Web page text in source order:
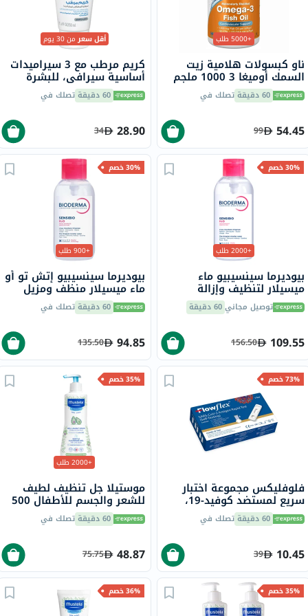
+5000 طلب
ناو كبسولات هلامية زيت
السمك أوميغا 3 1000 ملجم
180 EPA / 120 DHA حزمة من
100 60 دقيقة تصلك في
54.45
99
أقل سعرمن 30 يوم
كريم مرطب مع 3 سيراميدات
أساسية سيرافي، للبشرة
الجافة، 50 جرام60 دقيقة تصلك في
28.90
34
30% خصم
+2000 طلب
بيوديرما سينسيبيو ماء
ميسيلار لتنظيف وإزالة
المكياج 850 ملتوصيل مجاني60 دقيقة
109.55
156.50
30% خصم
+900 طلب
بيوديرما سينسيبيو إتش تو أو
ماء ميسيلار منظف ومزيل
للمكياج مع مضخة 500 مل
60 دقيقة تصلك في
94.85
135.50
73% خصم
فلوفليكس مجموعة اختبار
سريع لمستضد كوفيد-19،
مجموعة من 1
60 دقيقة تصلك في
10.45
39
35% خصم
+2000 طلب
موستيلا جل تنظيف لطيف
للشعر والجسم للأطفال 500
مل 60 دقيقة تصلك في
48.87
75.75
35% خصم 36% خصم